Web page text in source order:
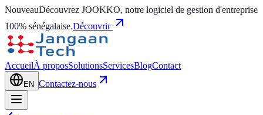
NouveauDécouvrez JOOKKO, notre logiciel de gestion d'entreprise
100% sénégalaise.Découvrir
AccueilÀ proposSolutionsServicesBlogContact
EN Contactez-nous